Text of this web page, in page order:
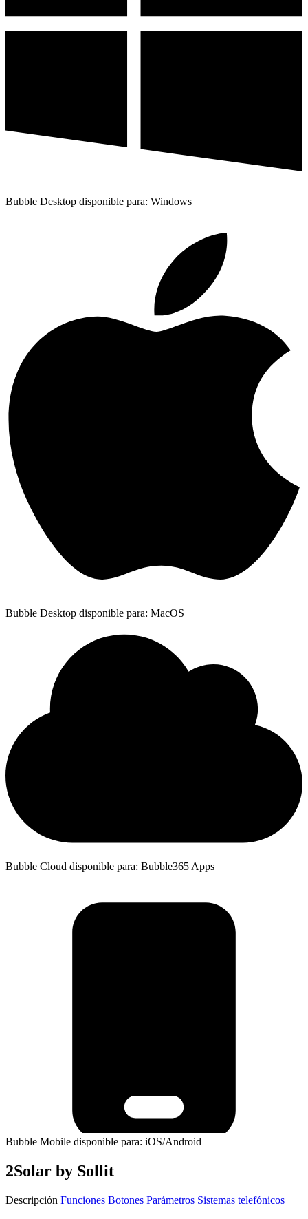
Bubble Desktop disponible para: Windows
Bubble Desktop disponible para: MacOS
Bubble Cloud disponible para: Bubble365 Apps
Bubble Mobile disponible para: iOS/Android
2Solar by Sollit
Descripción Funciones Botones Parámetros Sistemas telefónicos